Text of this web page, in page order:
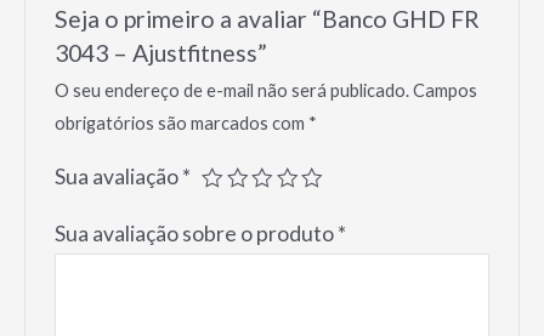
Seja o primeiro a avaliar “Banco GHD FR
3043 – Ajustfitness”
O seu endereço de e-mail não será publicado.Campos
obrigatórios são marcados com *
Sua avaliação*
Sua avaliação sobre o produto*